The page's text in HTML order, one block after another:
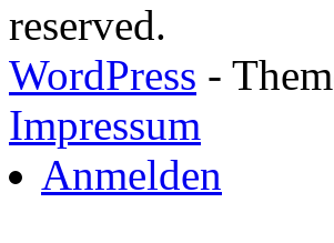
reserved.
WordPress -
Impressum
Anmelden